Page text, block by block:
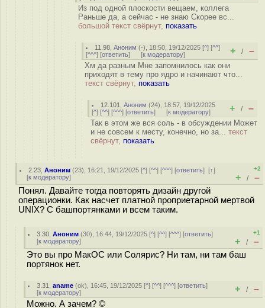
Из под одной плоскости вещаем, коллега
Раньше да, а сейчас - не знаю Скорее вс...
большой текст свёрнут, показать
11.98 ,Аноним (-), 18:50, 19/12/2025 [^] [^^]
[^^^] [ответить] [к модератору] + / –
Хм да разным Мне запомнилось как они
приходят в тему про ядро и начинают что...
текст свёрнут, показать
12.101 ,Аноним (24), 18:57, 19/12/2025
[^] [^^] [^^^] [ответить] [к модератору] + / –
Так в этом же вся соль - в обсуждении Может
и не совсем к месту, конечно, но за... текст
свёрнут, показать
2.23 ,Аноним (23), 16:21, 19/12/2025 [^] [^^] [^^^] [ответить][↑]
[к модератору]
+2
+ / –
Понял. Давайте тогда повторять дизайн другой
операционки. Как насчет платной проприетарной мертвой
UNIX? С башпортянками и всем таким.
3.30 ,Аноним (30), 16:44, 19/12/2025 [^] [^^] [^^^] [ответить]
[к модератору]
+1
+ / –
Это вы про МакОС или Солярис? Ни там, ни там баш
портянок нет.
3.31 ,aname (ok), 16:45, 19/12/2025 [^] [^^] [^^^] [ответить]
[к модератору] + / –
Можно. А зачем? ©